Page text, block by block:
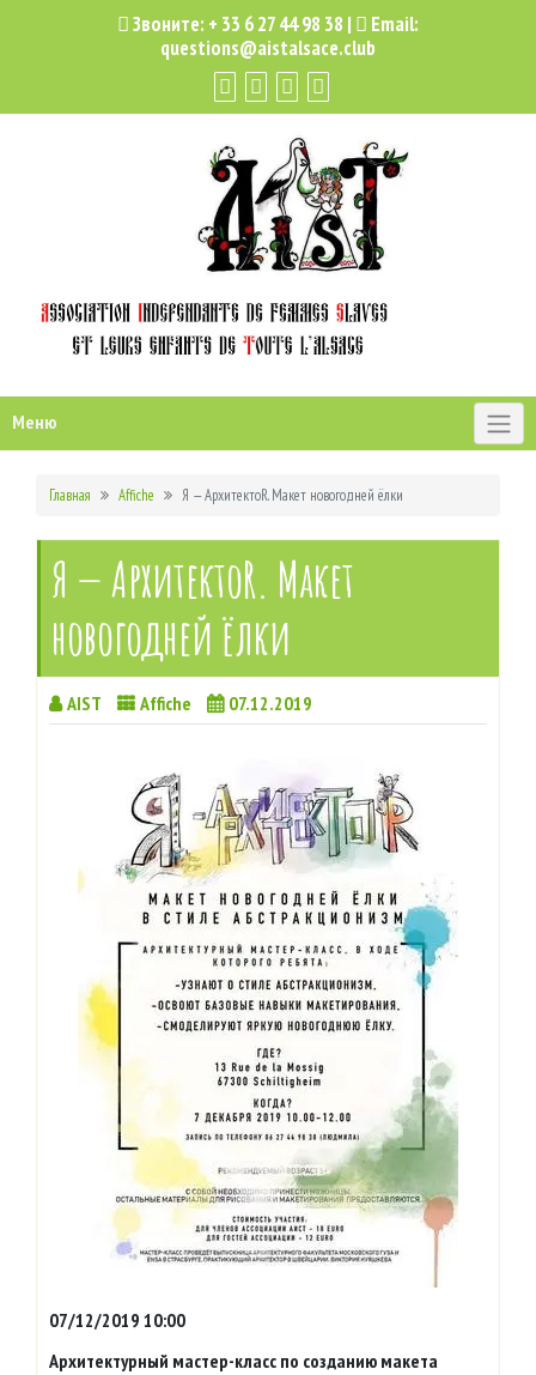
Звоните: + 33 6 27 44 98 38 |
Email:
questions@aistalsace.club
Меню
Главная Affiche Я — АрхитектоR. Макет новогодней ёлки
Я — АрхитектоR. Макет
новогодней ёлки
AIST Affiche 07.12.2019
07/12/2019 10:00
Архитектурный мастер-класс по созданию макета